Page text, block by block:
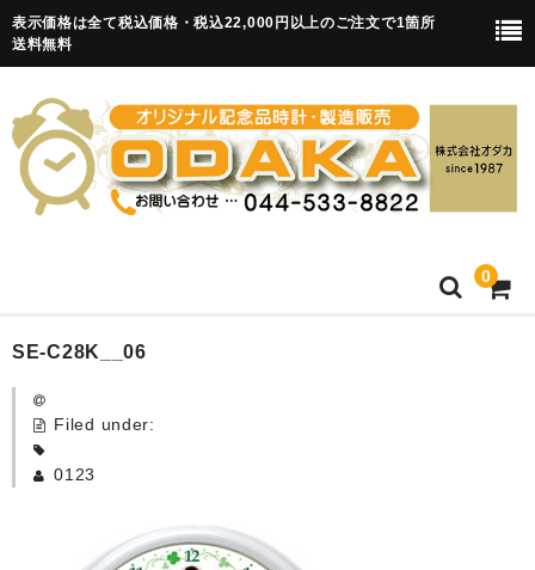
表示価格は全て税込価格・税込22,000円以上のご注文で1箇所
送料無料
0
HOME
卒園記念品
カード付フォトフレームクロック(集合)
SE-C28K__06
Filed under:
0123